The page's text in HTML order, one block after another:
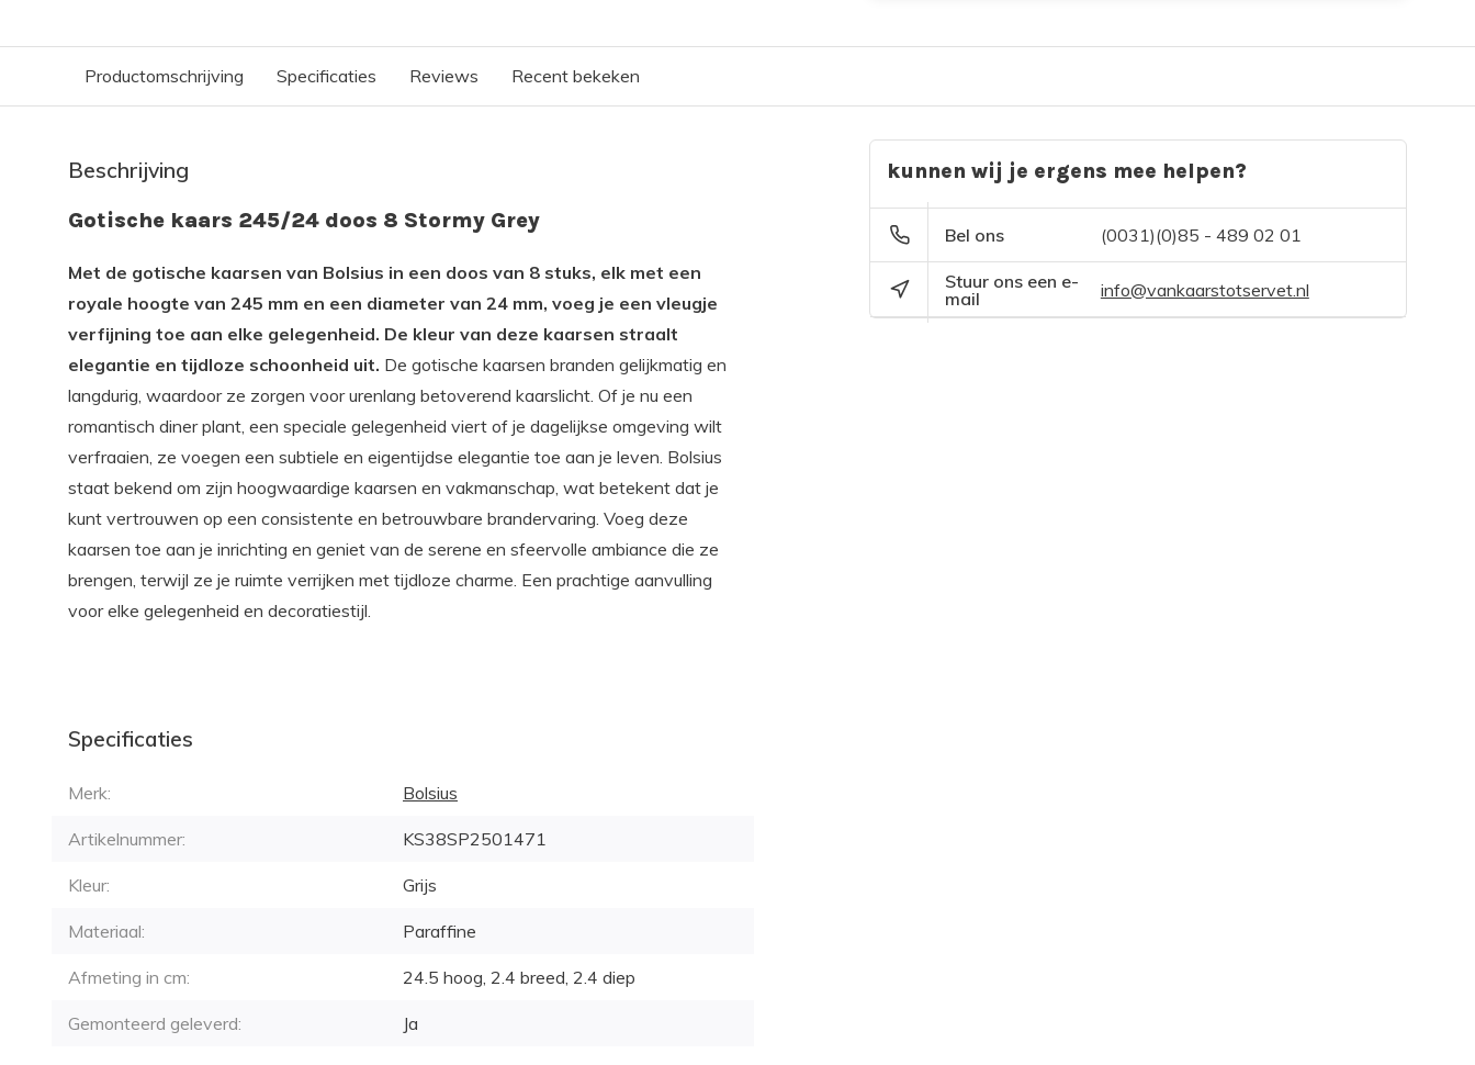
Productomschrijving Specificaties Reviews Recent bekeken
Beschrijving
Gotische kaars 245/24 doos 8 Stormy Grey
Met de gotische kaarsen van Bolsius in een doos van 8 stuks, elk met een
royale hoogte van 245 mm en een diameter van 24 mm, voeg je een vleugje
verfijning toe aan elke gelegenheid. De kleur van deze kaarsen straalt
elegantie en tijdloze schoonheid uit. De gotische kaarsen branden gelijkmatig en
langdurig, waardoor ze zorgen voor urenlang betoverend kaarslicht. Of je nu een
romantisch diner plant, een speciale gelegenheid viert of je dagelijkse omgeving wilt
verfraaien, ze voegen een subtiele en eigentijdse elegantie toe aan je leven. Bolsius
staat bekend om zijn hoogwaardige kaarsen en vakmanschap, wat betekent dat je
kunt vertrouwen op een consistente en betrouwbare brandervaring. Voeg deze
kaarsen toe aan je inrichting en geniet van de serene en sfeervolle ambiance die ze
brengen, terwijl ze je ruimte verrijken met tijdloze charme. Een prachtige aanvulling
voor elke gelegenheid en decoratiestijl.
Specificaties
Merk: Bolsius
Artikelnummer: KS38SP2501471
Kleur: Grijs
Materiaal: Paraffine
Afmeting in cm: 24.5 hoog, 2.4 breed, 2.4 diep
Gemonteerd geleverd: Ja
kunnen wij je ergens mee helpen?
Bel ons (0031)(0)85 - 489 02 01
Stuur ons een e-
mail
info@vankaarstotservet.nl